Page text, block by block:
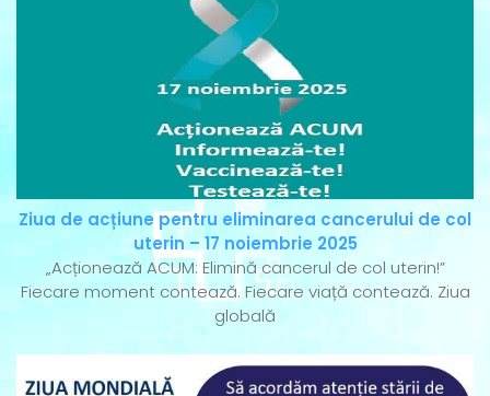
Ziua de acțiune pentru eliminarea cancerului de col
uterin – 17 noiembrie 2025
„Acționează ACUM: Elimină cancerul de col uterin!”
Fiecare moment contează. Fiecare viață contează. Ziua
globală